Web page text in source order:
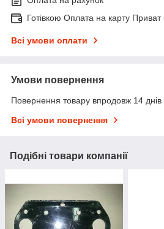
Готівкою Оплата на карту Приват
Всі умови оплати
Умови повернення
Повернення товару впродовж 14 днів
Всі умови повернення
Подібні товари компанії